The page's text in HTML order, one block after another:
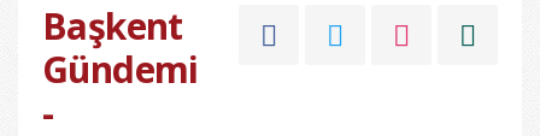
Başkent
Gündemi
-